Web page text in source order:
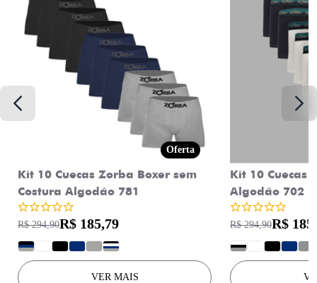
Oferta
Kit 10 Cuecas Zorba Boxer sem
Costura Algodão 781
R$ 294,90R$ 185,79
? ?
VER MAIS
Kit 10 Cuecas
Algodão 702
R$ 294,90R$
?